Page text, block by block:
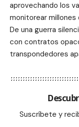
aprovechando los
monitorear
De una guerra
con contratos
transpondedores
Suscríbete y